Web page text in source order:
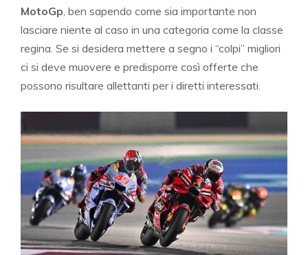
MotoGp , ben sapendo come sia importante non
lasciare niente al caso in una categoria come la classe
regina. Se si desidera mettere a segno i “colpi” migliori
ci si deve muovere e predisporre così offerte che
possono risultare allettanti per i diretti interessati.